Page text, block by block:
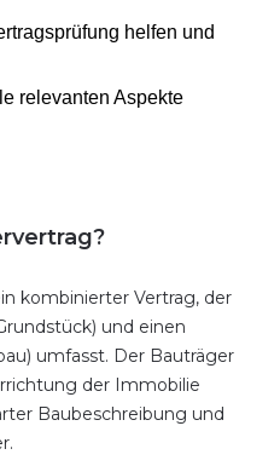
helfen und
relevanten Aspekte
kombinierter Vertrag, der
und einen
umfasst. Der Bauträger
der Immobilie
Baubeschreibung und